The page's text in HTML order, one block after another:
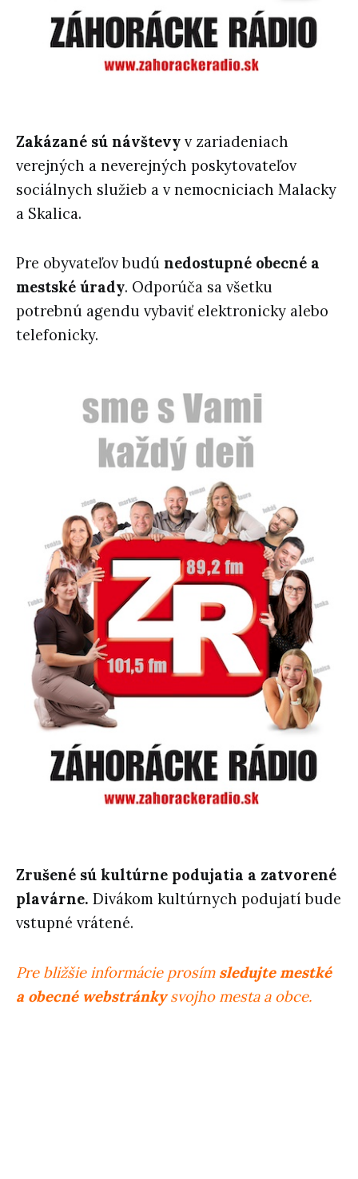
Zakázané sú návštevy v zariadeniach
verejných a neverejných poskytovateľov
sociálnych služieb a v nemocniciach Malacky
a Skalica.
Pre obyvateľov budú nedostupné obecné a
mestské úrady. Odporúča sa všetku
potrebnú agendu vybaviť elektronicky alebo
telefonicky.
Zrušené sú kultúrne podujatia a zatvorené
plavárne. Divákom kultúrnych podujatí bude
vstupné vrátené.
Pre bližšie informácie prosím sledujte mestké
a obecné webstránkysvojho mesta a obce.